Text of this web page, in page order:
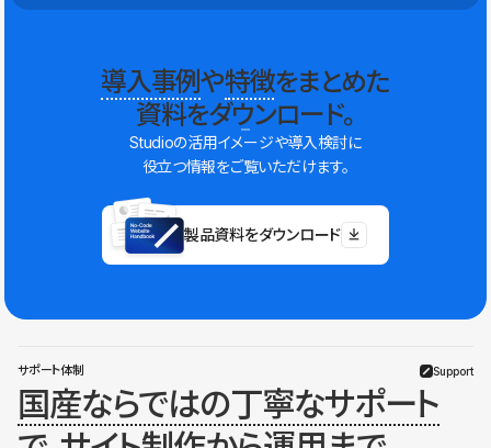
導入事例や特徴をまとめた
資料をダウンロード。
Studioの活用イメージや導入検討に
役立つ情報をご覧いただけます。
製品資料をダウンロード
サポート体制 Support
国産ならではの丁寧なサポート